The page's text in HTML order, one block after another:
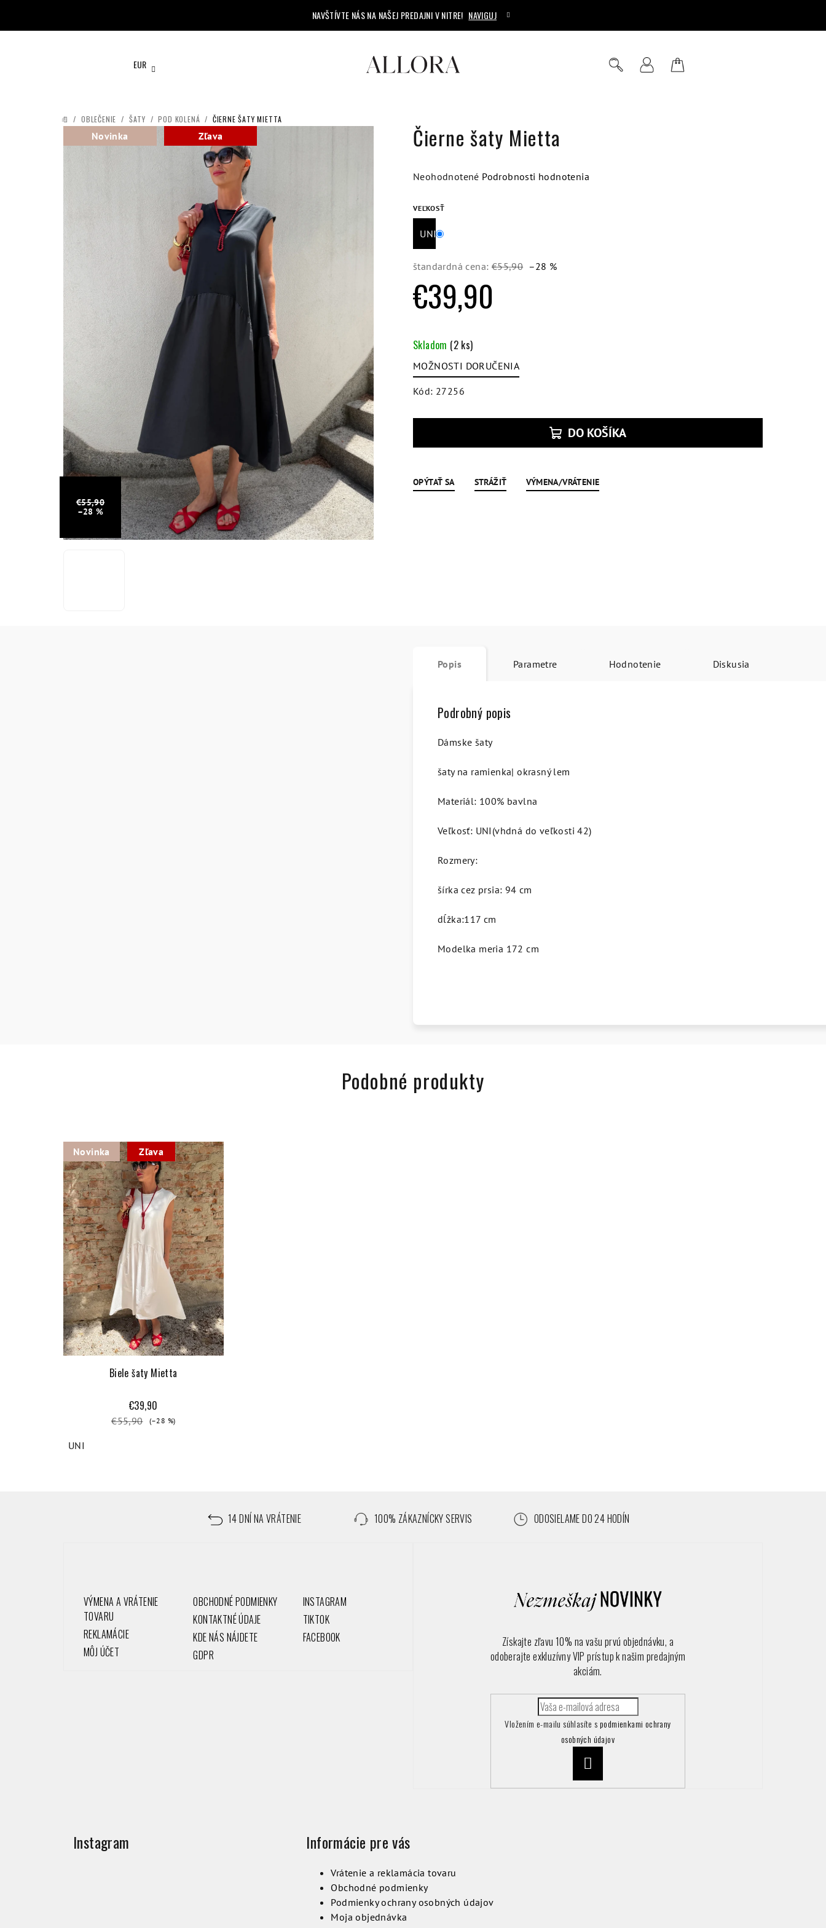
NAVŠTÍVTE NÁS NA NAŠEJ PREDAJNI V NITRE! NAVIGUJ
EUR
DOMOV
/ OBLEČENIE / ŠATY / POD KOLENÁ / ČIERNE ŠATY MIETTA
Čierne šaty Mietta
Priemerné
produktu
je
0,0
z
5
Neohodnotené Podrobnosti hodnotenia
VEĽKOSŤ
UNI
štandardná cena: €55,90 –28 %
€39,90
cena:
Skladom (2 ks)
MOŽNOSTI DORUČENIA
Kód: 27256
DO KOŠÍKA
OPÝTAŤ SA STRÁŽIŤ VÝMENA/VRÁTENIE
Novinka Zľava
€55,90
–28 %
Popis Parametre Hodnotenie Diskusia
Podrobný popis
Dámske šaty
šaty na ramienka| okrasný lem
Materiál: 100% bavlna
Veľkosť: UNI(vhdná do veľkosti 42)
Rozmery:
šírka cez prsia: 94 cm
dĺžka:117 cm
Modelka meria 172 cm
Podobné produkty
Novinka Zľava
Biele šaty Mietta
€39,90
€55,90 (–28 %)
UNI
14 DNÍ NA VRÁTENIE 100% ZÁKAZNÍCKY SERVIS ODOSIELAME DO 24 HODÍN
VÝMENA A VRÁTENIE
TOVARU
REKLAMÁCIE
MÔJ ÚČET
OBCHODNÉ PODMIENKY
KONTAKTNÉ ÚDAJE
KDE NÁS NÁJDETE
GDPR
INSTAGRAM
TIKTOK
FACEBOOK
Získajte zľavu 10% na vašu prvú objednávku, a
odoberajte exkluzívny VIP prístup k našim predajným
akciám.
Vložením e-mailu súhlasíte spodmienkami ochrany
osobných údajov
Instagram Informácie pre vás
Vrátenie a reklamácia tovaru
Obchodné podmienky
Podmienky ochrany osobných údajov
Moja objednávka